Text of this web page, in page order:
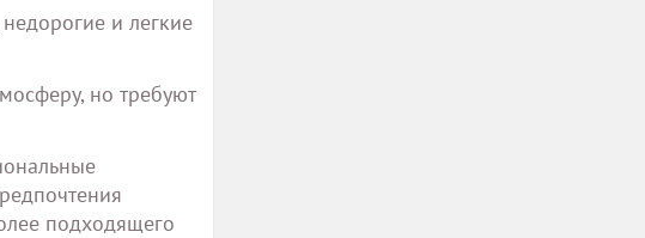
и легкие
но требуют
подходящего